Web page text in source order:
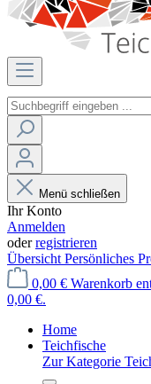
Menü schließen
Ihr Konto
Anmelden
oderregistrieren
Übersicht Persönliches
0,00 € Warenkorb
0,00 €.
Home
Teichfische
Zur Kategorie